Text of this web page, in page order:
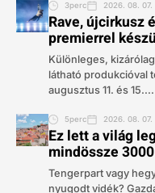
3perc 2026. 08. 07.
Rave, újcirkusz
premierrel
Különleges,
látható produkcióval
augusztus 11. és 15....
5perc 2026. 08. 07.
Ez lett a világ
mindössze
Tengerpart vagy
nyugodt vidék?